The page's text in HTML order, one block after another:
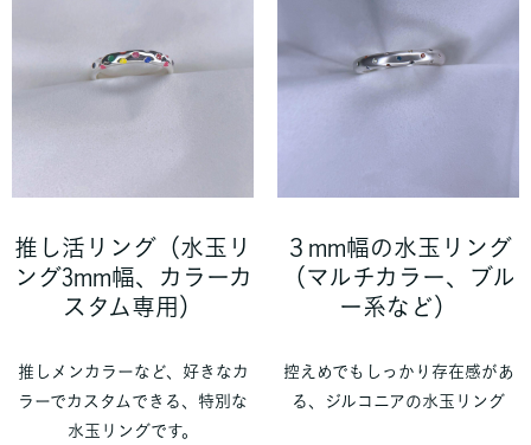
推し活リング（水玉リ
ング3mm幅、カラーカ
スタム専用）
推しメンカラーなど、好きなカ
ラーでカスタムできる、特別な
水玉リングです。
３mm幅の水玉リング
（マルチカラー、ブル
ー系など）
控えめでもしっかり存在感があ
る、ジルコニアの水玉リング